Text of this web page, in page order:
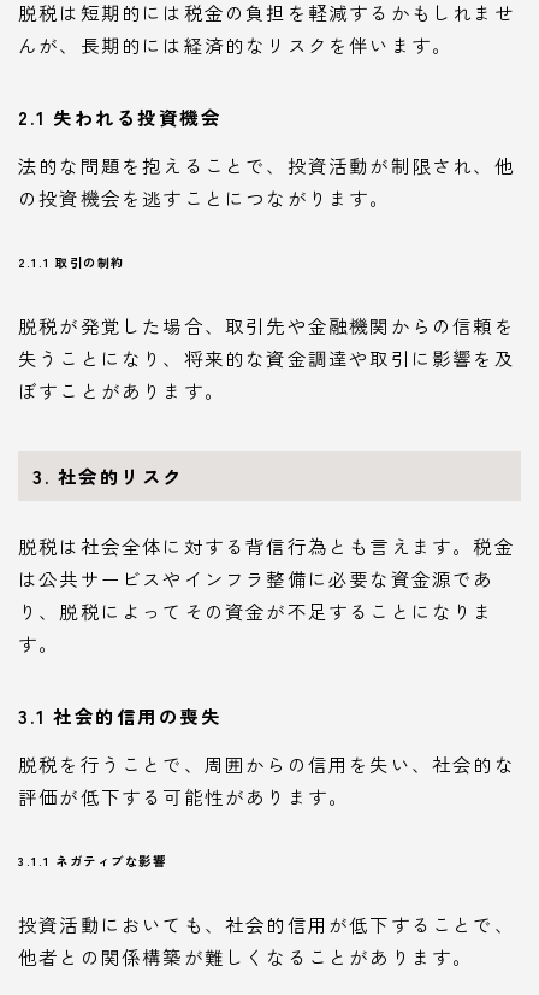
脱税は短期的には税金の負担を軽減するかもしれませ
んが、長期的には経済的なリスクを伴います。
2.1 失われる投資機会
法的な問題を抱えることで、投資活動が制限され、他
の投資機会を逃すことにつながります。
2.1.1 取引の制約
脱税が発覚した場合、取引先や金融機関からの信頼を
失うことになり、将来的な資金調達や取引に影響を及
ぼすことがあります。
3. 社会的リスク
脱税は社会全体に対する背信行為とも言えます。税金
は公共サービスやインフラ整備に必要な資金源であ
り、脱税によってその資金が不足することになりま
す。
3.1 社会的信用の喪失
脱税を行うことで、周囲からの信用を失い、社会的な
評価が低下する可能性があります。
3.1.1 ネガティブな影響
投資活動においても、社会的信用が低下することで、
他者との関係構築が難しくなることがあります。